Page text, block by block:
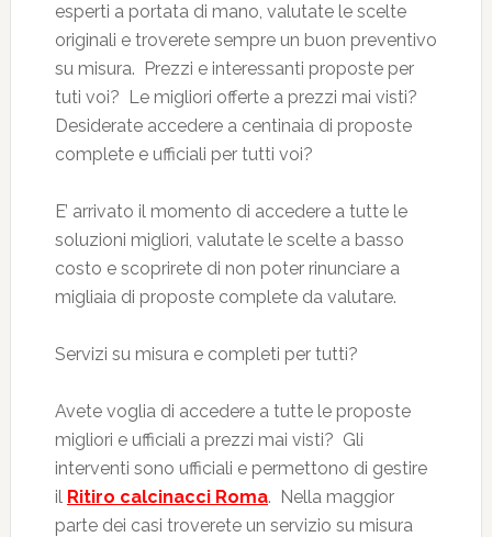
esperti a portata di mano, valutate le scelte
originali e troverete sempre un buon preventivo
su misura. Prezzi e interessanti proposte per
tuti voi? Le migliori offerte a prezzi mai visti?
Desiderate accedere a centinaia di proposte
complete e ufficiali per tutti voi?
E’ arrivato il momento di accedere a tutte le
soluzioni migliori, valutate le scelte a basso
costo e scoprirete di non poter rinunciare a
migliaia di proposte complete da valutare.
Servizi su misura e completi per tutti?
Avete voglia di accedere a tutte le proposte
migliori e ufficiali a prezzi mai visti? Gli
interventi sono ufficiali e permettono di gestire
il Ritiro calcinacci Roma. Nella maggior
parte dei casi troverete un servizio su misura